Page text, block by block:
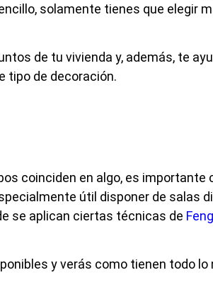
solamente tienes que elegir
de tu vivienda y, además, te
tipo de decoración.
coinciden en algo, es importante
útil disponer de salas
se aplican ciertas técnicas de
y verás como tienen todo